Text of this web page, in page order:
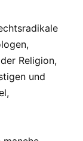
Religion,
und